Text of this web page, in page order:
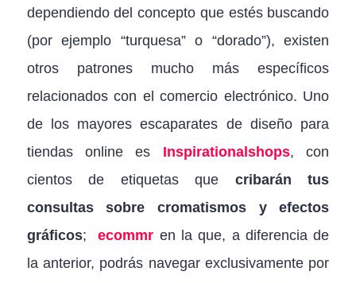
dependiendo del concepto que estés buscando
(por ejemplo “turquesa” o “dorado”), existen
otros patrones mucho más específicos
relacionados con el comercio electrónico. Uno
de los mayores escaparates de diseño para
tiendas online es Inspirationalshops, con
cientos de etiquetas que cribarán tus
consultas sobre cromatismos y efectos
gráficos; ecommr en la que, a diferencia de
la anterior, podrás navegar exclusivamente por